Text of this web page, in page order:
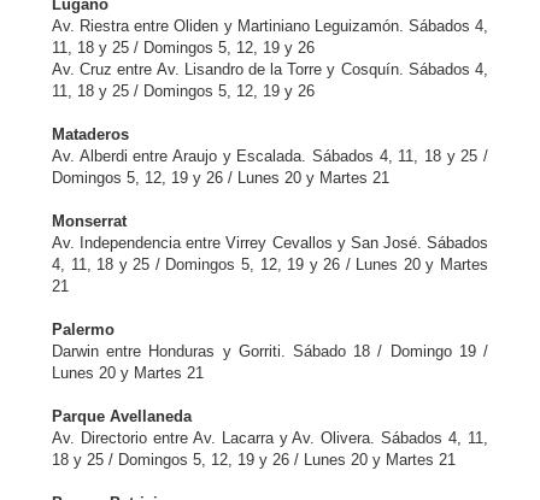
Lugano
Av. Riestra entre Oliden y Martiniano Leguizamón. Sábados 4,
11, 18 y 25 / Domingos 5, 12, 19 y 26
Av. Cruz entre Av. Lisandro de la Torre y Cosquín. Sábados 4,
11, 18 y 25 / Domingos 5, 12, 19 y 26
Mataderos
Av. Alberdi entre Araujo y Escalada. Sábados 4, 11, 18 y 25 /
Domingos 5, 12, 19 y 26 / Lunes 20 y Martes 21
Monserrat
Av. Independencia entre Virrey Cevallos y San José. Sábados
4, 11, 18 y 25 / Domingos 5, 12, 19 y 26 / Lunes 20 y Martes
21
Palermo
Darwin entre Honduras y Gorriti. Sábado 18 / Domingo 19 /
Lunes 20 y Martes 21
Parque Avellaneda
Av. Directorio entre Av. Lacarra y Av. Olivera. Sábados 4, 11,
18 y 25 / Domingos 5, 12, 19 y 26 / Lunes 20 y Martes 21